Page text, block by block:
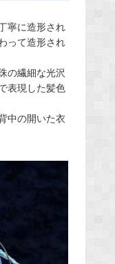
寧に造形され
って造形され
の繊細な光沢
表現した髪色
中の開いた衣